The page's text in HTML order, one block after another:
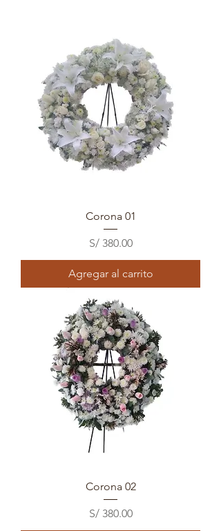
Corona 01
Precio
S/ 380.00
Agregar al carrito
Corona 02
Precio
S/ 380.00